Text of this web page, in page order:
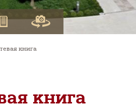
книга
книга